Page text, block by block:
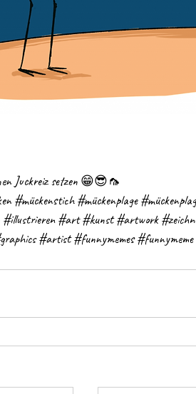
Juckreiz setzen 😁😎🦟
#mückenstich #mückenplage
#illustrieren #art #kunst #artwork
#artist #funnymemes #funnymeme